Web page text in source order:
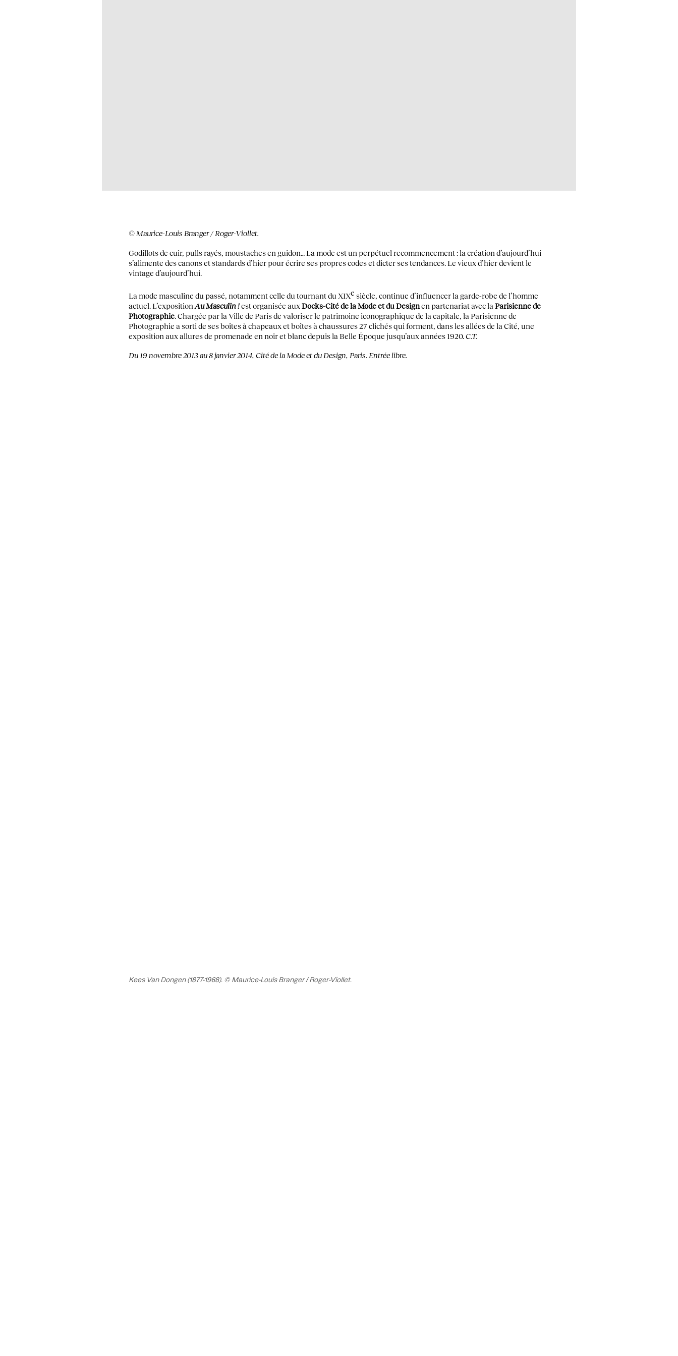
© Maurice-Louis Branger / Roger-Viollet.
Godillots de cuir, pulls rayés, moustaches en guidon… La mode est un perpétuel recommencement : la création d’aujourd’hui
s’alimente des canons et standards d’hier pour écrire ses propres codes et dicter ses tendances. Le vieux d’hier devient le
vintage d’aujourd’hui.
La mode masculine du passé, notamment celle du tournant du XIXe siècle, continue d’influencer la garde-robe de l’homme
actuel. L’expositionAu Masculin !est organisée auxDocks-Cité de la Mode et du Designen partenariat avec laParisienne de
Photographie. Chargée par la Ville de Paris de valoriser le patrimoine iconographique de la capitale, la Parisienne de
Photographie a sorti de ses boîtes à chapeaux et boîtes à chaussures 27 clichés qui forment, dans les allées de la Cité, une
exposition aux allures de promenade en noir et blanc depuis la Belle Époque jusqu’aux années 1920.C.T.
Du 19 novembre 2013 au 8 janvier 2014, Cité de la Mode et du Design, Paris. Entrée libre.
Kees Van Dongen (1877-1968). © Maurice-Louis Branger / Roger-Viollet.